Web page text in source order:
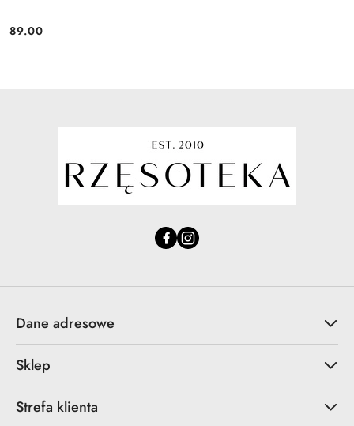
Cena:
89.00
Dane adresowe
Sklep
Strefa klienta